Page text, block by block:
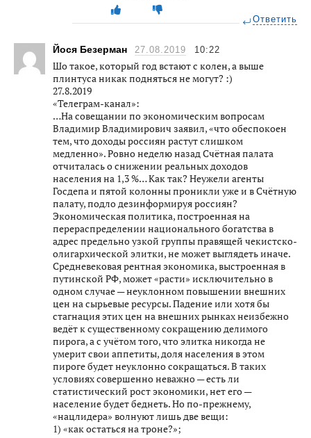
Ответить
Йося Безерман 27.08.2019 10:22
Шо такое, который год встают с колен, а выше
плинтуса никак подняться не могут? :)
27.8.2019
«Телеграм-канал»:
…На совещании по экономическим вопросам
Владимир Владимирович заявил, «что обеспокоен
тем, что доходы россиян растут слишком
медленно». Ровно неделю назад Счётная палата
отчиталась о снижении реальных доходов
населения на 1,3 %… Как так? Неужели агенты
Госдепа и пятой колонны проникли уже и в Счётную
палату, подло дезинформируя россиян?
Экономическая политика, построенная на
перераспределении национального богатства в
адрес предельно узкой группы правящей чекистско-
олигархической элитки, не может выглядеть иначе.
Средневековая рентная экономика, выстроенная в
путинской РФ, может «расти» исключительно в
одном случае — неуклонном повышении внешних
цен на сырьевые ресурсы. Падение или хотя бы
стагнация этих цен на внешних рынках неизбежно
ведёт к существенному сокращению делимого
пирога, а с учётом того, что элитка никогда не
умерит свои аппетиты, доля населения в этом
пироге будет неуклонно сокращаться. В таких
условиях совершенно неважно — есть ли
статистический рост экономики, нет его —
население будет беднеть. Но по-прежнему,
«нацлидера» волнуют лишь две вещи:
1) «как остаться на троне?»;